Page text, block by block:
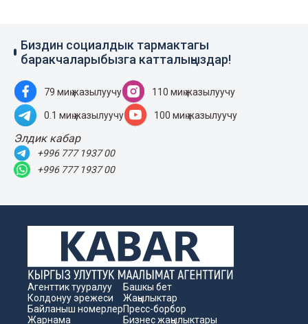
Биздин социалдык тармактагы
баракчаларыбызга катталыңыздар!
79 миң жазылуучу 110 миң жазылуучу
0.1 миң жазылуучу 100 миң жазылуучу
Элдик кабар
+996 777 1937 00
+996 777 1937 00
Агенттик тууралуу
Колдонуу эрежеси
Байланыш номерлер
Жарнама
Башкы бет
Жаңылыктар
Пресс-борбор
Бизнес жаңылыктары